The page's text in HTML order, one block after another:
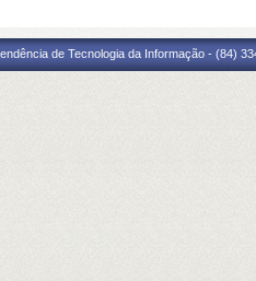
de Tecnologia da Informação - (84)